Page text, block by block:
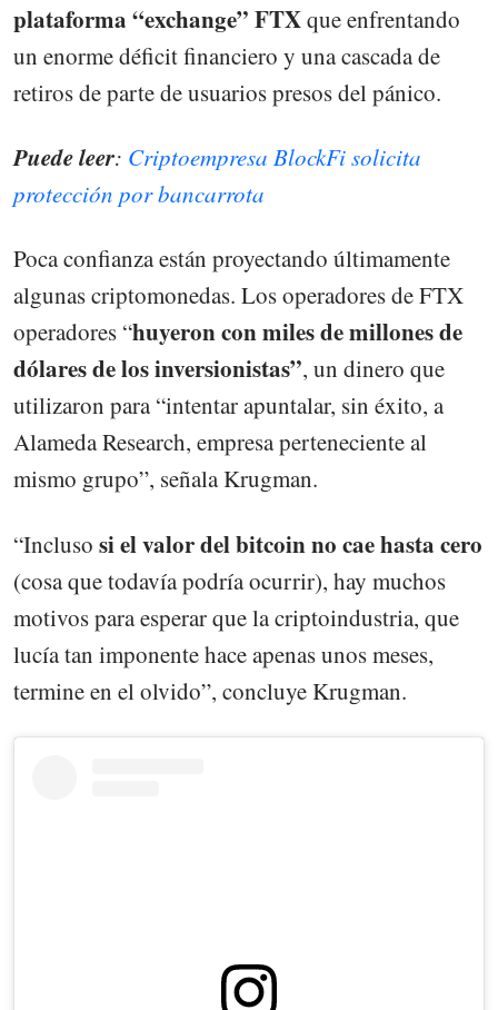
plataforma “exchange” FTXque enfrentando
un enorme déficit financiero y una cascada de
retiros de parte de usuarios presos del pánico.
Puede leer: Criptoempresa BlockFi solicita
protección por bancarrota
Poca confianza están proyectando últimamente
algunas criptomonedas. Los operadores de FTX
operadores “huyeron con miles de millones de
dólares de los inversionistas”, un dinero que
utilizaron para “intentar apuntalar, sin éxito, a
Alameda Research, empresa perteneciente al
mismo grupo”, señala Krugman.
“Incluso si el valor del bitcoin no cae hasta cero
(cosa que todavía podría ocurrir), hay muchos
motivos para esperar que la criptoindustria, que
lucía tan imponente hace apenas unos meses,
termine en el olvido”, concluye Krugman.